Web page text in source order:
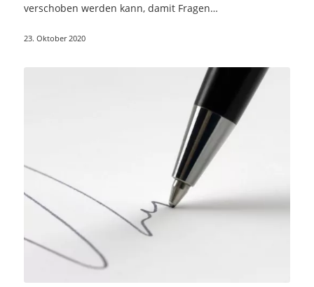
verschoben werden kann, damit Fragen…
23. Oktober 2020